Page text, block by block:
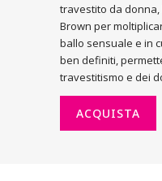
travestito da donna,
Brown per
ballo sensuale e in
ben definiti,
travestitismo e dei
ACQUISTA